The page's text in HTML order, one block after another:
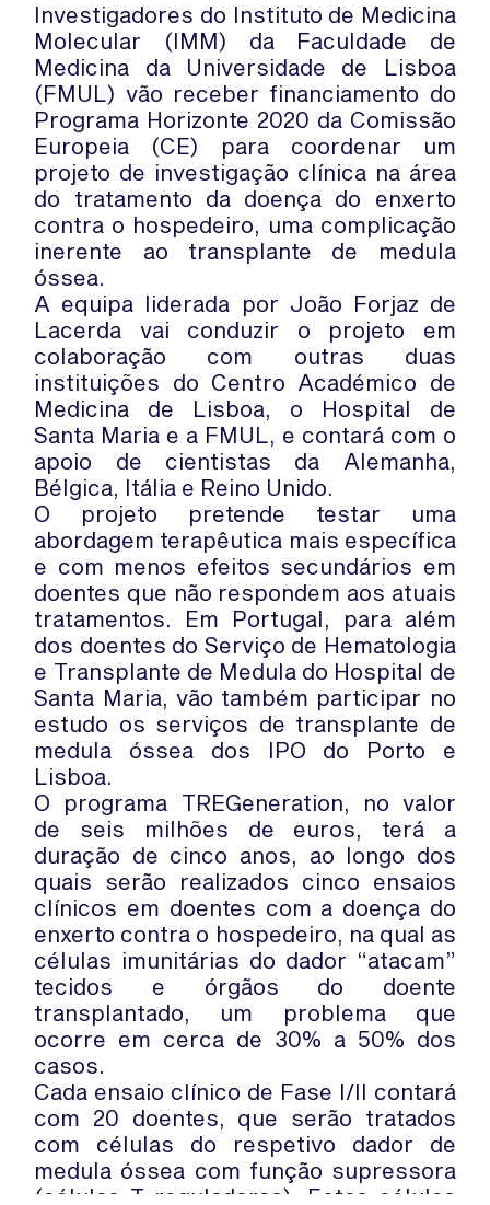
Investigadores do Instituto de Medicina
Molecular (IMM) da Faculdade de
Medicina da Universidade de Lisboa
(FMUL) vão receber financiamento do
Programa Horizonte 2020 da Comissão
Europeia (CE) para coordenar um
projeto de investigação clínica na área
do tratamento da doença do enxerto
contra o hospedeiro, uma complicação
inerente ao transplante de medula
óssea.
A equipa liderada por João Forjaz de
Lacerda vai conduzir o projeto em
colaboração com outras duas
instituições do Centro Académico de
Medicina de Lisboa, o Hospital de
Santa Maria e a FMUL, e contará com o
apoio de cientistas da Alemanha,
Bélgica, Itália e Reino Unido.
O projeto pretende testar uma
abordagem terapêutica mais específica
e com menos efeitos secundários em
doentes que não respondem aos atuais
tratamentos. Em Portugal, para além
dos doentes do Serviço de Hematologia
e Transplante de Medula do Hospital de
Santa Maria, vão também participar no
estudo os serviços de transplante de
medula óssea dos IPO do Porto e
Lisboa.
O programa TREGeneration, no valor
de seis milhões de euros, terá a
duração de cinco anos, ao longo dos
quais serão realizados cinco ensaios
clínicos em doentes com a doença do
enxerto contra o hospedeiro, na qual as
células imunitárias do dador “atacam”
tecidos e órgãos do doente
transplantado, um problema que
ocorre em cerca de 30% a 50% dos
casos.
Cada ensaio clínico de Fase I/II contará
com 20 doentes, que serão tratados
com células do respetivo dador de
medula óssea com função supressora
(células T reguladoras). Estas células